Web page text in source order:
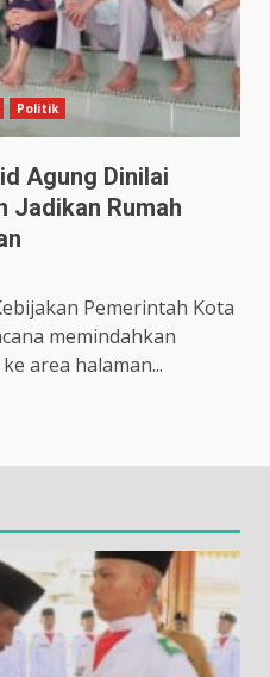
Politik
Agung Dinilai
Jadikan Rumah
Pemerintah Kota
memindahkan
area halaman...